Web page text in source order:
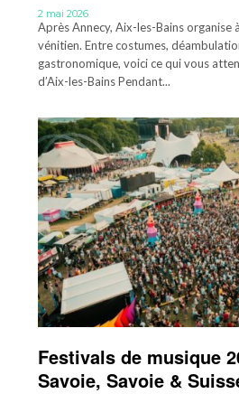
2 mai 2026
Après Annecy, Aix-les-Bains organise
vénitien. Entre costumes,
gastronomique, voici ce qui vous
d’Aix-les-Bains Pendant...
Festivals de musique
Savoie, Savoie &